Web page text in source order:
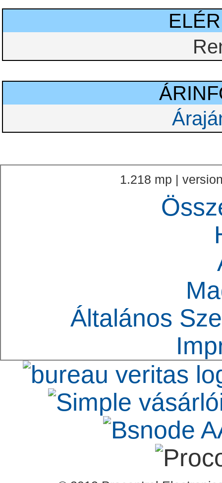
1.218 mp |
Általános